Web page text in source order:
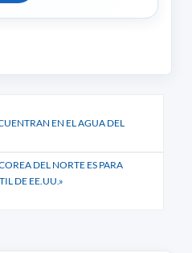
EN EL AGUA DEL
DEL NORTE ES PARA
DE EE.UU.»